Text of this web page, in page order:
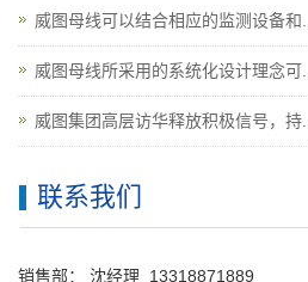
威图母线可以结合相应的监测设备和...
威图母线所采用的系统化设计理念可...
威图集团高层访华释放积极信号，持...
联系我们
销售部： 沈经理 13318871889